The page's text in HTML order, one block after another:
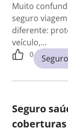
Muito
seguro
diferente:
veículo,…
0
Seguro